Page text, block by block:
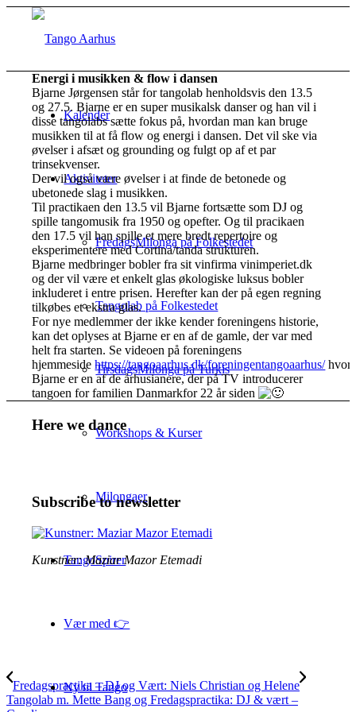
Kalender
Aktiviteter
FredagsMilonga på Folkestedet
Tangolab på Folkestedet
TirsdagsMilonga på Turkis
Workshops & Kurser
Milongaer
TangoSpirer
Vær med 👉
Ny til Tango
Energi i musikken & flow i dansen
Bjarne Jørgensen står for tangolab henholdsvis den 13.5
og 27.5. Bjarne er en super musikalsk danser og han vil i
disse tangolabs sætte fokus på, hvordan man kan bruge
musikken til at få flow og energi i dansen. Det vil ske via
øvelser i afsæt og grounding og fulgt op af et par
trinsekvenser.
Der vil også være øvelser i at finde de betonede og
ubetonede slag i musikken.
Til practikaen den 13.5 vil Bjarne fortsætte som DJ og
spille tangomusik fra 1950 og opefter. Og til pracikaen
den 17.5 vil han spille et mere bredt repertoire og
eksperimentere med Cortina/tanda strukturen.
Bjarne medbringer bobler fra sit vinfirma vinimperiet.dk
og der vil være et enkelt glas økologiske luksus bobler
inkluderet i entre prisen. Herefter kan der på egen regning
tilkøbes et ekstra glas.
For nye medlemmer der ikke kender foreningens historie,
kan det oplyses at Bjarne er en af de gamle, der var med
helt fra starten. Se videoen på foreningens
hjemmesidehttps://tangoaarhus.dk/foreningentangoaarhus/hvor
Bjarne er en af de århusianere, der på TV introducerer
tangoen for familien Danmarkfor 22 år siden
Here we dance
Subscribe to newsletter
Kunstner: Maziar Mazor Etemadi
Fredagspractika – DJ og Vært: Niels Christian og Helene
Tangolab m. Mette Bang og Fredagspractika: DJ & vært –